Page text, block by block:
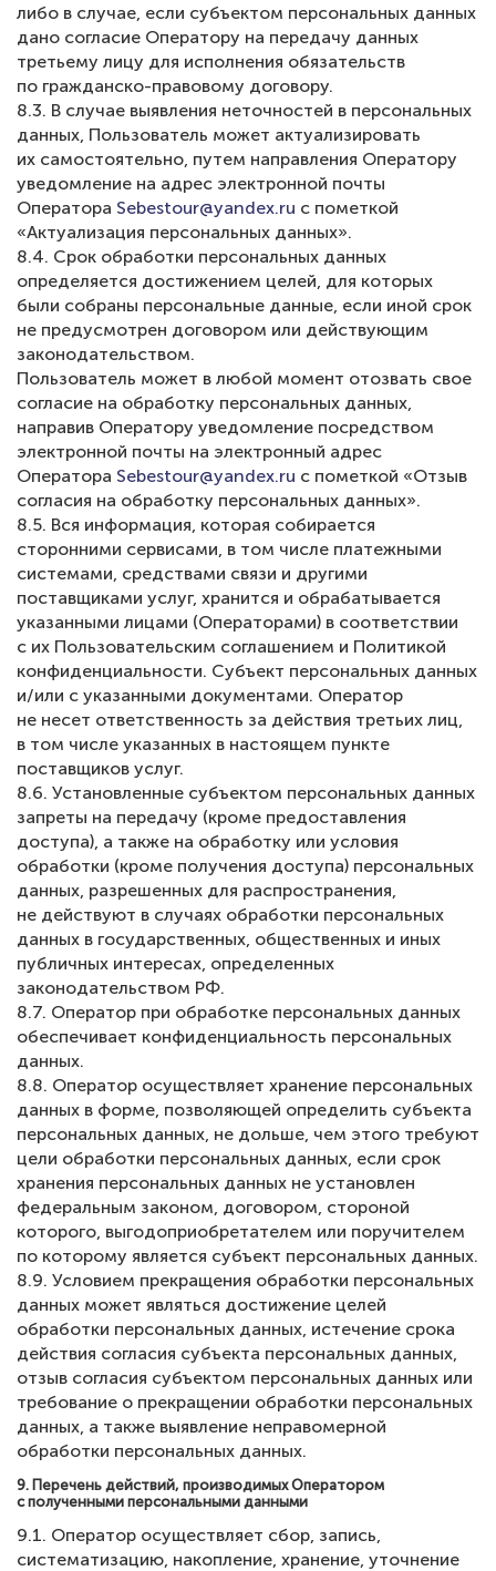
либо в случае, если субъектом персональных данных
дано согласие Оператору на передачу данных
третьему лицу для исполнения обязательств
по гражданско-правовому договору.
8.3. В случае выявления неточностей в персональных
данных, Пользователь может актуализировать
их самостоятельно, путем направления Оператору
уведомление на адрес электронной почты
Оператора Sebestour@yandex.ru с пометкой
«Актуализация персональных данных».
8.4. Срок обработки персональных данных
определяется достижением целей, для которых
были собраны персональные данные, если иной срок
не предусмотрен договором или действующим
законодательством.
Пользователь может в любой момент отозвать свое
согласие на обработку персональных данных,
направив Оператору уведомление посредством
электронной почты на электронный адрес
Оператора Sebestour@yandex.ru с пометкой «Отзыв
согласия на обработку персональных данных».
8.5. Вся информация, которая собирается
сторонними сервисами, в том числе платежными
системами, средствами связи и другими
поставщиками услуг, хранится и обрабатывается
указанными лицами (Операторами) в соответствии
с их Пользовательским соглашением и Политикой
конфиденциальности. Субъект персональных данных
и/или с указанными документами. Оператор
не несет ответственность за действия третьих лиц,
в том числе указанных в настоящем пункте
поставщиков услуг.
8.6. Установленные субъектом персональных данных
запреты на передачу (кроме предоставления
доступа), а также на обработку или условия
обработки (кроме получения доступа) персональных
данных, разрешенных для распространения,
не действуют в случаях обработки персональных
данных в государственных, общественных и иных
публичных интересах, определенных
законодательством РФ.
8.7. Оператор при обработке персональных данных
обеспечивает конфиденциальность персональных
данных.
8.8. Оператор осуществляет хранение персональных
данных в форме, позволяющей определить субъекта
персональных данных, не дольше, чем этого требуют
цели обработки персональных данных, если срок
хранения персональных данных не установлен
федеральным законом, договором, стороной
которого, выгодоприобретателем или поручителем
по которому является субъект персональных данных.
8.9. Условием прекращения обработки персональных
данных может являться достижение целей
обработки персональных данных, истечение срока
действия согласия субъекта персональных данных,
отзыв согласия субъектом персональных данных или
требование о прекращении обработки персональных
данных, а также выявление неправомерной
обработки персональных данных.
9. Перечень действий, производимых Оператором
с полученными персональными данными
9.1. Оператор осуществляет сбор, запись,
систематизацию, накопление, хранение, уточнение